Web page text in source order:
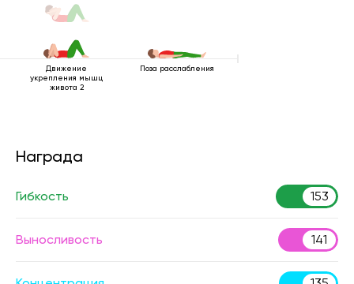
Движение
укрепления мышц
живота 2
Поза расслабления
Награда
Гибкость 153
Выносливость 141